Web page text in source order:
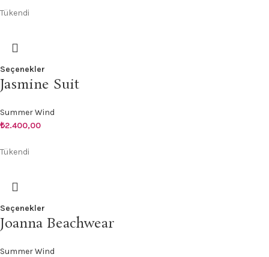
Tükendi
Seçenekler
Jasmine Suit
Summer Wind
₺2.400,00
Tükendi
Seçenekler
Joanna Beachwear
Summer Wind